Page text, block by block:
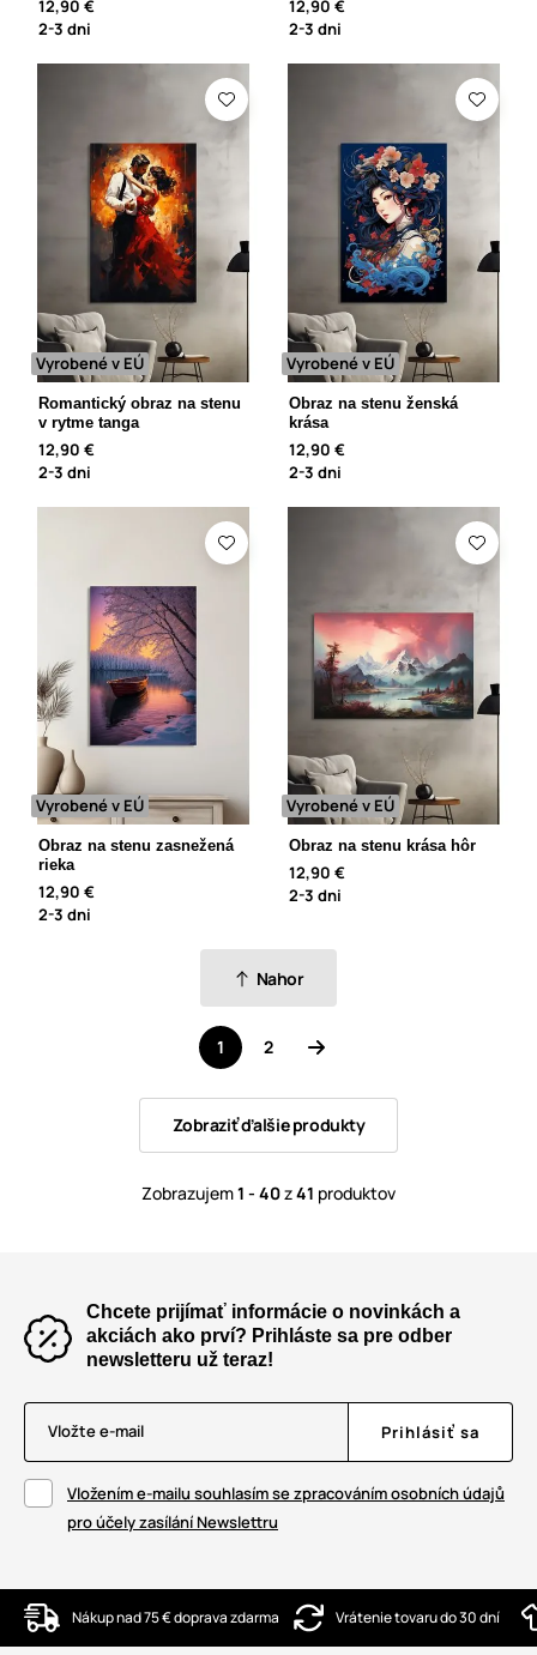
12,90 €
2-3 dni
12,90 €
2-3 dni
Vyrobené v EÚ
Romantický obraz na stenu
v rytme tanga
12,90 €
2-3 dni
Vyrobené v EÚ
Obraz na stenu ženská
krása
12,90 €
2-3 dni
Vyrobené v EÚ
Obraz na stenu zasnežená
rieka
12,90 €
2-3 dni
Vyrobené v EÚ
Obraz na stenu krása hôr
12,90 €
2-3 dni
Nahor
1 2
Zobraziť ďalšie produkty
Zobrazujem1 - 40z41 produktov
Chcete prijímať informácie o novinkách a
akciách ako prví? Prihláste sa pre odber
newsletteru už teraz!
Vložte e-mail Prihlásiť sa
Vložením e-mailu souhlasím se zpracováním osobních údajů
pro účely zasílání Newslettru
Nákup nad 75 € doprava zdarma Vrátenie tovaru do 30 dní